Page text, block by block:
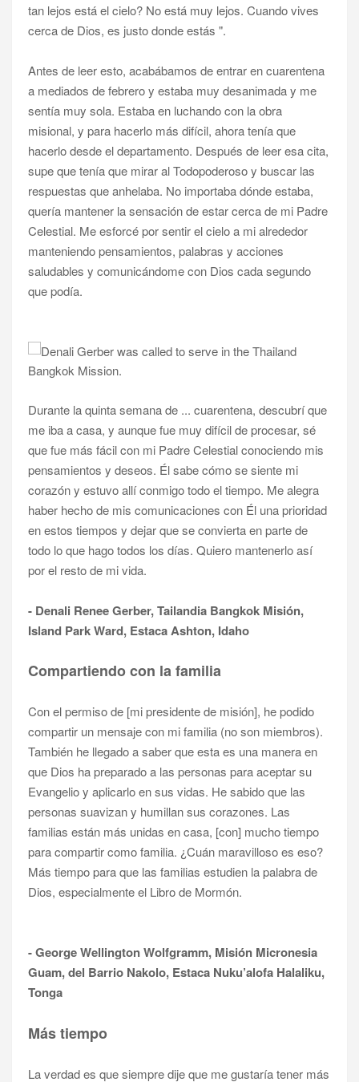
tan lejos está el cielo? No está muy lejos. Cuando vives
cerca de Dios, es justo donde estás ".
Antes de leer esto, acabábamos de entrar en cuarentena
a mediados de febrero y estaba muy desanimada y me
sentía muy sola. Estaba en luchando con la obra
misional, y para hacerlo más difícil, ahora tenía que
hacerlo desde el departamento. Después de leer esa cita,
supe que tenía que mirar al Todopoderoso y buscar las
respuestas que anhelaba. No importaba dónde estaba,
quería mantener la sensación de estar cerca de mi Padre
Celestial. Me esforcé por sentir el cielo a mi alrededor
manteniendo pensamientos, palabras y acciones
saludables y comunicándome con Dios cada segundo
que podía.
Durante la quinta semana de ... cuarentena, descubrí que
me iba a casa, y aunque fue muy difícil de procesar, sé
que fue más fácil con mi Padre Celestial conociendo mis
pensamientos y deseos. Él sabe cómo se siente mi
corazón y estuvo allí conmigo todo el tiempo. Me alegra
haber hecho de mis comunicaciones con Él una prioridad
en estos tiempos y dejar que se convierta en parte de
todo lo que hago todos los días. Quiero mantenerlo así
por el resto de mi vida.
- Denali Renee Gerber, Tailandia Bangkok Misión,
Island Park Ward, Estaca Ashton, Idaho
Compartiendo con la familia
Con el permiso de [mi presidente de misión], he podido
compartir un mensaje con mi familia (no son miembros).
También he llegado a saber que esta es una manera en
que Dios ha preparado a las personas para aceptar su
Evangelio y aplicarlo en sus vidas. He sabido que las
personas suavizan y humillan sus corazones. Las
familias están más unidas en casa, [con] mucho tiempo
para compartir como familia. ¿Cuán maravilloso es eso?
Más tiempo para que las familias estudien la palabra de
Dios, especialmente el Libro de Mormón.
- George Wellington Wolfgramm, Misión Micronesia
Guam, del Barrio Nakolo, Estaca Nuku’alofa Halaliku,
Tonga
Más tiempo
La verdad es que siempre dije que me gustaría tener más